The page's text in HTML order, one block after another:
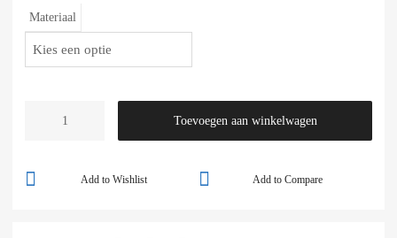
Materiaal
Toevoegen aan winkelwagen
Add to Compare
Add to Wishlist